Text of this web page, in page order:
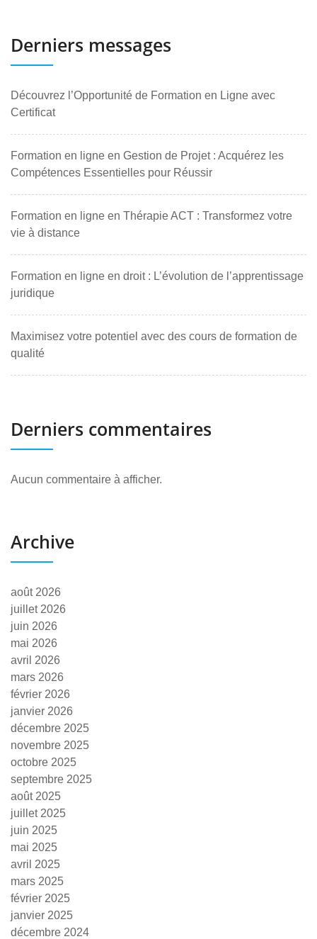
Derniers messages
Découvrez l’Opportunité de Formation en Ligne avec
Certificat
Formation en ligne en Gestion de Projet : Acquérez les
Compétences Essentielles pour Réussir
Formation en ligne en Thérapie ACT : Transformez votre
vie à distance
Formation en ligne en droit : L’évolution de l’apprentissage
juridique
Maximisez votre potentiel avec des cours de formation de
qualité
Derniers commentaires
Aucun commentaire à afficher.
Archive
août 2026
juillet 2026
juin 2026
mai 2026
avril 2026
mars 2026
février 2026
janvier 2026
décembre 2025
novembre 2025
octobre 2025
septembre 2025
août 2025
juillet 2025
juin 2025
mai 2025
avril 2025
mars 2025
février 2025
janvier 2025
décembre 2024